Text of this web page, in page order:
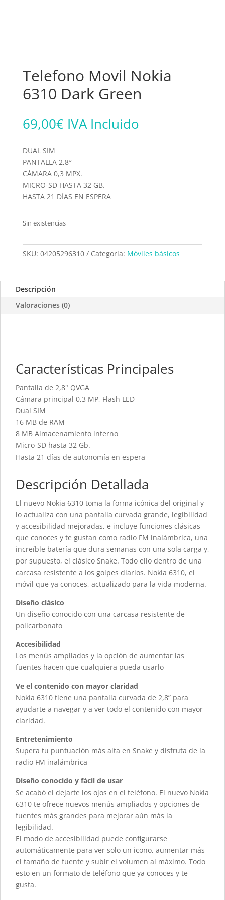
Telefono Movil Nokia
6310 Dark Green
69,00€ IVA Incluido
DUAL SIM
PANTALLA 2,8″
CÁMARA 0,3 MPX.
MICRO-SD HASTA 32 GB.
HASTA 21 DÍAS EN ESPERA
Sin existencias
SKU: 04205296310 Categoría: Móviles básicos
Descripción
Valoraciones (0)
Características Principales
Pantalla de 2,8" QVGA
Cámara principal 0,3 MP, Flash LED
Dual SIM
16 MB de RAM
8 MB Almacenamiento interno
Micro-SD hasta 32 Gb.
Hasta 21 días de autonomía en espera
Descripción Detallada
El nuevo Nokia 6310 toma la forma icónica del original y
lo actualiza con una pantalla curvada grande, legibilidad
y accesibilidad mejoradas, e incluye funciones clásicas
que conoces y te gustan como radio FM inalámbrica, una
increíble batería que dura semanas con una sola carga y,
por supuesto, el clásico Snake. Todo ello dentro de una
carcasa resistente a los golpes diarios. Nokia 6310, el
móvil que ya conoces, actualizado para la vida moderna.
Diseño clásico
Un diseño conocido con una carcasa resistente de
policarbonato
Accesibilidad
Los menús ampliados y la opción de aumentar las
fuentes hacen que cualquiera pueda usarlo
Ve el contenido con mayor claridad
Nokia 6310 tiene una pantalla curvada de 2,8” para
ayudarte a navegar y a ver todo el contenido con mayor
claridad.
Entretenimiento
Supera tu puntuación más alta en Snake y disfruta de la
radio FM inalámbrica
Diseño conocido y fácil de usar
Se acabó el dejarte los ojos en el teléfono. El nuevo Nokia
6310 te ofrece nuevos menús ampliados y opciones de
fuentes más grandes para mejorar aún más la
legibilidad.
El modo de accesibilidad puede configurarse
automáticamente para ver solo un icono, aumentar más
el tamaño de fuente y subir el volumen al máximo. Todo
esto en un formato de teléfono que ya conoces y te
gusta.